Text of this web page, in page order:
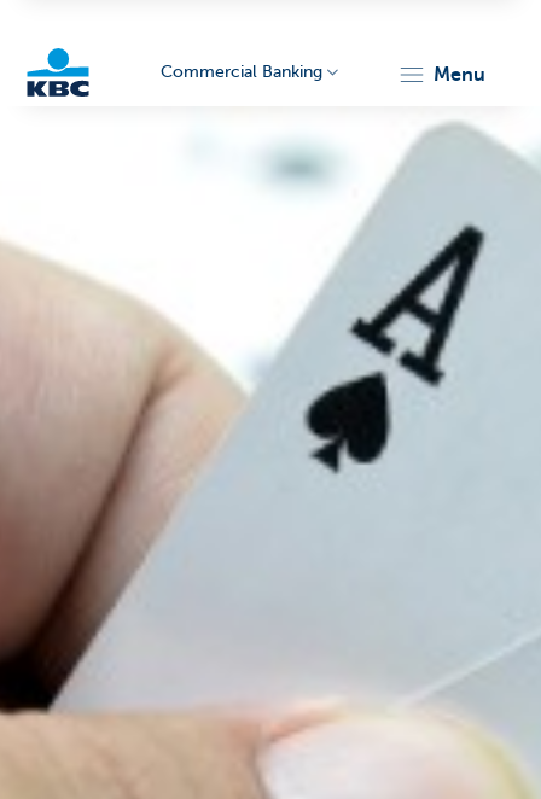
Commercial Banking menu